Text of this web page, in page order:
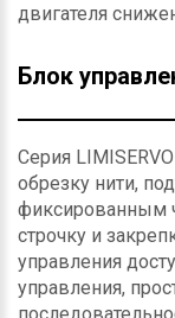
двигателя
Блок
Серия
обрезку нити,
фиксированным
строчку и
управления
управления,